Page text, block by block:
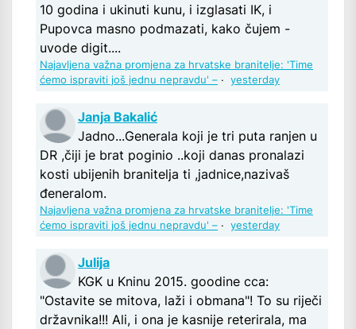
10 godina i ukinuti kunu, i izglasati IK, i
Pupovca masno podmazati, kako čujem -
uvode digit....
Najavljena važna promjena za hrvatske branitelje: 'Time
ćemo ispraviti još jednu nepravdu' – · yesterday
Janja Bakalić
Jadno...Generala koji je tri puta ranjen u
DR ,čiji je brat poginio ..koji danas pronalazi
kosti ubijenih branitelja ti ,jadnice,nazivaš
đeneralom.
Najavljena važna promjena za hrvatske branitelje: 'Time
ćemo ispraviti još jednu nepravdu' – · yesterday
Julija
KGK u Kninu 2015. goodine cca:
"Ostavite se mitova, laži i obmana"! To su riječi
državnika!!! Ali, i ona je kasnije reterirala, ma